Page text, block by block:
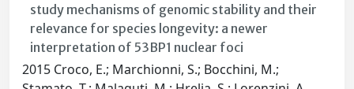
study mechanisms of genomic stability and their
relevance for species longevity: a newer
interpretation of 53BP1 nuclear foci
2015 Croco, E.; Marchionni, S.; Bocchini, M.;